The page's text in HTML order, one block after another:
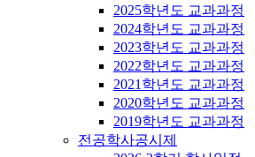
2025학년도 교과과정
2024학년도 교과과정
2023학년도 교과과정
2022학년도 교과과정
2021학년도 교과과정
2020학년도 교과과정
2019학년도 교과과정
전공학사공시제